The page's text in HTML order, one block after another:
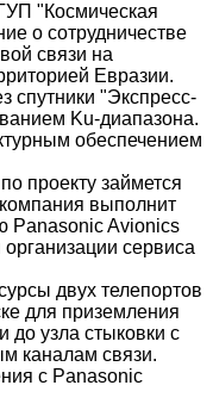
"Космическая
о сотрудничестве
связи на
Евразии.
спутники "Экспресс-
Ku-диапазона.
обеспечением
проекту займется
выполнит
Panasonic Avionics
сервиса
двух телепортов
для приземления
до узла стыковки с
каналам связи.
с Panasonic